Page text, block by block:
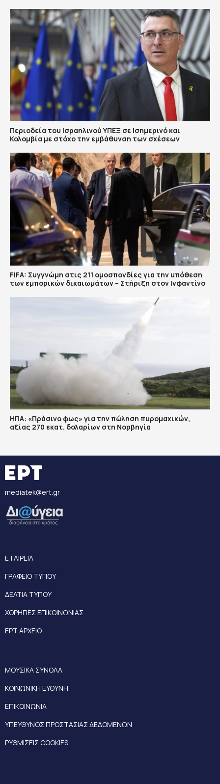
Περιοδεία του Ισραηλινού ΥΠΕΞ σε Ισημερινό και
Κολομβία με στόχο την εμβάθυνση των σχέσεων
FIFA: Συγγνώμη στις 211 ομοσπονδίες για την υπόθεση
των εμπορικών δικαιωμάτων – Στήριξη στον Ινφαντίνο
ΗΠΑ: «Πράσινο φως» για την πώληση πυρομαχικών,
αξίας 270 εκατ. δολαρίων στη Νορβηγία
mediatek@ert.gr
ΕΤΑΙΡΕΙΑ
ΓΡΑΦΕΙΟ ΤΥΠΟΥ
ΔΕΛΤΙΑ ΤΥΠΟΥ
ΧΟΡΗΓΙΕΣ ΕΠΙΚΟΙΝΩΝΙΑΣ
ΕΡΤ ΑΡΧΕΙΟ
ΜΟΥΣΙΚΑ ΣΥΝΟΛΑ
ΚΟΙΝΩΝΙΚΗ ΕΥΘΥΝΗ
ΕΠΙΚΟΙΝΩΝΙΑ
ΥΠΕΥΘΥΝΟΣ ΠΡΟΣΤΑΣΙΑΣ ΔΕΔΟΜΕΝΩΝ
ΡΥΘΜΙΣΕΙΣ COOKIES